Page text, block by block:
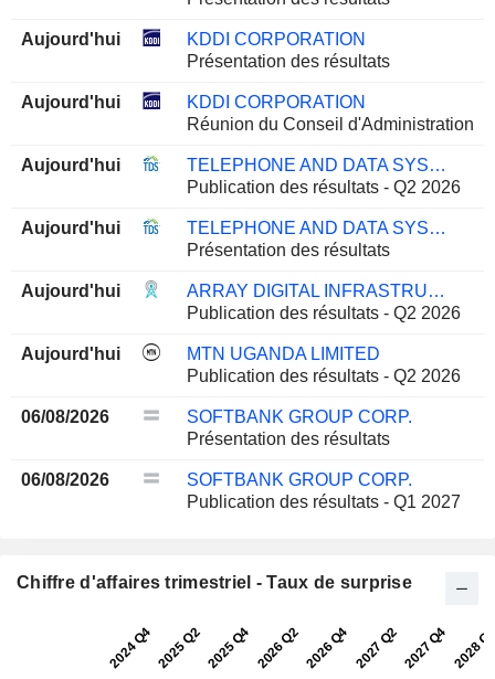
Aujourd'hui
KDDI CORPORATION
Présentation des résultats
Aujourd'hui
KDDI CORPORATION
Réunion du Conseil d'Administration
Aujourd'hui
TELEPHONE AND DATA SYSTEMS, INC.
Publication des résultats - Q2 2026
Aujourd'hui
TELEPHONE AND DATA SYSTEMS, INC.
Présentation des résultats
Aujourd'hui
ARRAY DIGITAL INFRASTRUCTURE, INC.
Publication des résultats - Q2 2026
Aujourd'hui
MTN UGANDA LIMITED
Publication des résultats - Q2 2026
06/08/2026
SOFTBANK GROUP CORP.
Présentation des résultats
06/08/2026
SOFTBANK GROUP CORP.
Publication des résultats - Q1 2027
Chiffre d'affaires trimestriel - Taux de surprise